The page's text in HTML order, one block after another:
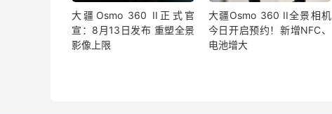
大疆Osmo 360 II正式官
宣：8月13日发布 重塑全景
影像上限
大疆Osmo 360 II全景相机
今日开启预约！新增NFC、
电池增大